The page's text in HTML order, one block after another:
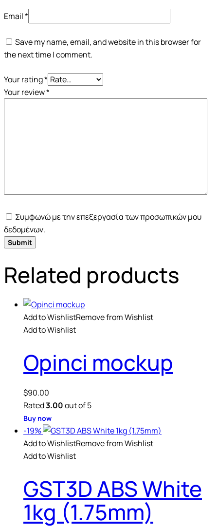
Email*
Save my name, email, and website in this browser for
the next time I comment.
Your rating*
Your review*
Συμφωνώ με την επεξεργασία των προσωπικών μου
δεδομένων.
Related products
Add to WishlistRemove from Wishlist
Add to Wishlist
Opinci mockup
$90.00
Rated3.00out of 5
Buy now
-19%
Add to WishlistRemove from Wishlist
Add to Wishlist
GST3D ABS White
1kg (1.75mm)